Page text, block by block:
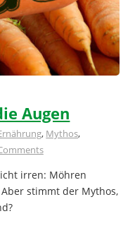
Augen
, Mythos,
irren: Möhren
stimmt der Mythos,